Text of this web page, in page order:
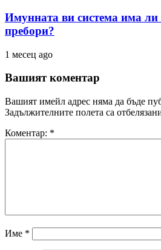
Имунната ви система има ли
пребори?
1 месец ago
Вашият коментар
Вашият имейл адрес няма да бъде
Задължителните полета са
Коментар: *
Име *